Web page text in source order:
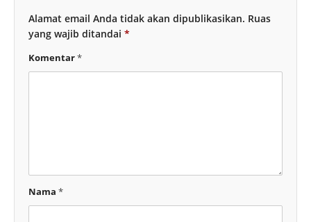
Alamat email Anda tidak akan dipublikasikan. Ruas
yang wajib ditandai *
Komentar*
Nama *